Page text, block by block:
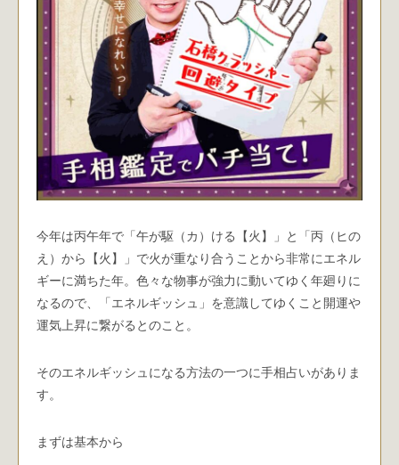
今年は丙午年で「午が駆（カ）ける【火】」と「丙（ヒの
え）から【火】」で火が重なり合うことから非常にエネル
ギーに満ちた年。色々な物事が強力に動いてゆく年廻りに
なるので、「エネルギッシュ」を意識してゆくこと開運や
運気上昇に繋がるとのこと。
そのエネルギッシュになる方法の一つに手相占いがありま
す。
まずは基本から